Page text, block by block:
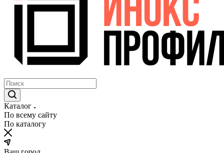
Каталог
По всему сайту
По каталогу